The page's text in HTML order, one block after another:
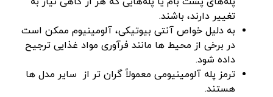
تغییر دارند، باشند.
به دلیل خواص آنتی بیوتیکی، آلومینیوم ممکن است
در برخی از محیط ها مانند فرآوری مواد غذایی ترجیح
داده شود.
ترمز پله آلومینیومی معمولاً گران تر از سایر مدل ها
هستند.